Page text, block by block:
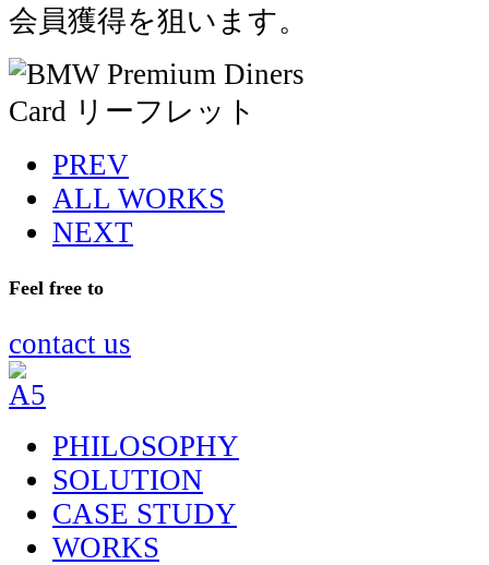
会員獲得を狙います。
PREV
ALL WORKS
NEXT
Feel free to
contact us
PHILOSOPHY
SOLUTION
CASE STUDY
WORKS